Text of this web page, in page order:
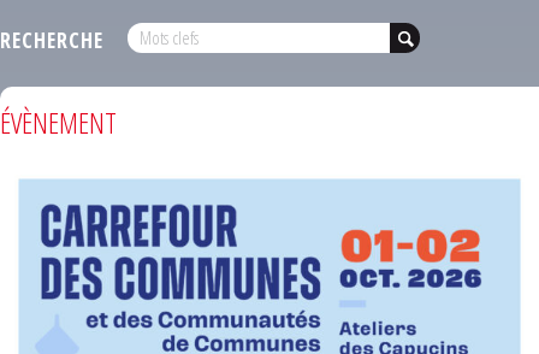
RECHERCHE
ÉVÈNEMENT